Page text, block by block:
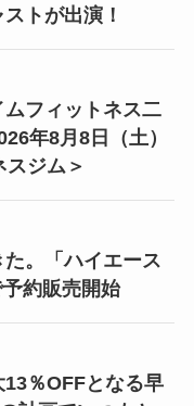
トが出演！
ムフィットネス二
年8月8日（土）
スジム＞
。「ハイエース
約販売開始
％OFFとなる早